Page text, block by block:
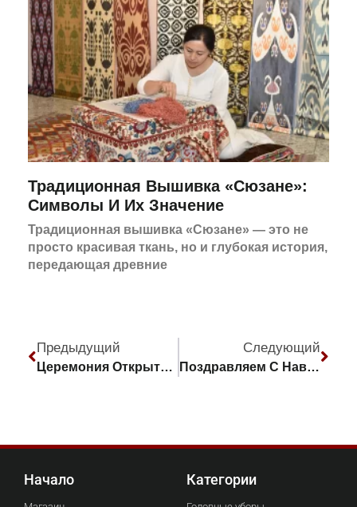
Традиционная Вышивка «Сюзане»:
Символы И Их Значение
Традиционная вышивка «Сюзане» — это не
просто красивая ткань, но и глубокая история,
передающая древние
Предыдущий
Церемония Открытия Учебных Курсов «Школа Женщин-Руководителей»
Следующий
Поздравляем С Наврузом!
Начало Категории